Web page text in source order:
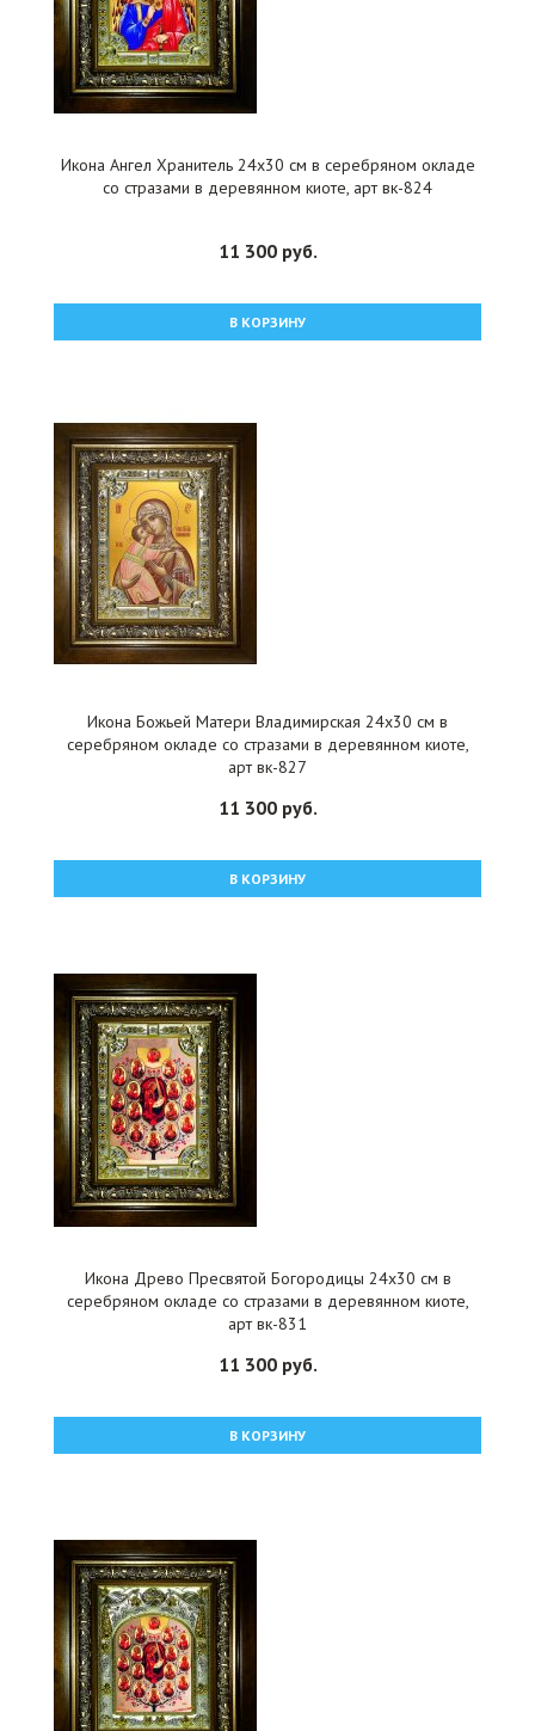
Икона Ангел Хранитель 24x30 см в серебряном окладе
со стразами в деревянном киоте, арт вк-824
11 300 руб.
В КОРЗИНУ
Икона Божьей Матери Владимирская 24x30 см в
серебряном окладе со стразами в деревянном киоте,
арт вк-827
11 300 руб.
В КОРЗИНУ
Икона Древо Пресвятой Богородицы 24x30 см в
серебряном окладе со стразами в деревянном киоте,
арт вк-831
11 300 руб.
В КОРЗИНУ